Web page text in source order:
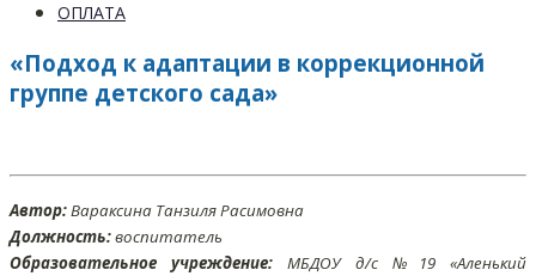
ОПЛАТА
«Подход к адаптации в коррекционной
группе детского сада»
Автор:Вараксина Танзиля Расимовна
Должность:воспитатель
Образовательное учреждение: МБДОУ д/с №19 «Аленький